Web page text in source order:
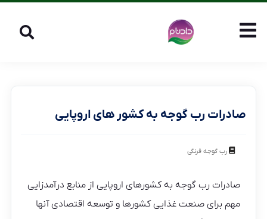
صادرات رب گوجه به کشور های اروپایی
رب گوجه فرنگی
صادرات رب گوجه به کشورهای اروپایی از منابع درآمدزایی
مهم برای صنعت غذایی کشورها و توسعه اقتصادی آنها